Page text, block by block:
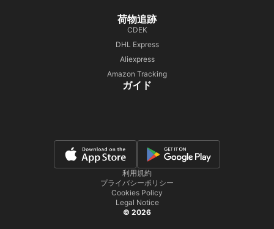
荷物追跡
CDEK
DHL Express
Aliexpress
Amazon Tracking
ガイド
利用規約
プライバシーポリシー
Cookies Policy
Legal Notice
© 2026